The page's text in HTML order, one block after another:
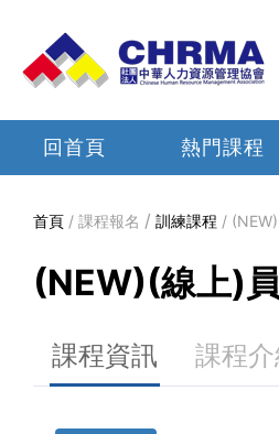
回首頁 熱門課程
首頁 課程報名 訓練課程
(NEW)(線上)
課程資訊 課程介